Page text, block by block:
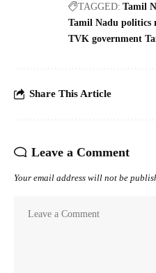
TAGGED: Tamil
Tamil Nadu politics
TVK government
Share This Article
Leave a Comment
Your email address will not be